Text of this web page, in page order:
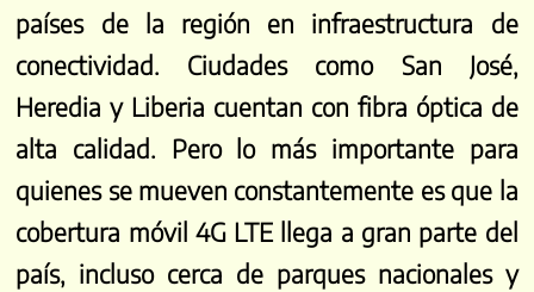
países de la región en infraestructura de
conectividad. Ciudades como San José,
Heredia y Liberia cuentan con fibra óptica de
alta calidad. Pero lo más importante para
quienes se mueven constantemente es que la
cobertura móvil 4G LTE llega a gran parte del
país, incluso cerca de parques nacionales y